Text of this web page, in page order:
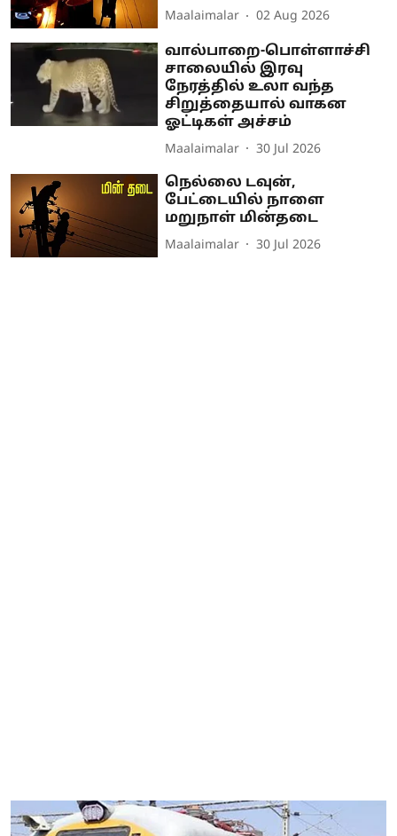
Maalaimalar 02 Aug 2026
வால்பாறை-பொள்ளாச்சி
சாலையில் இரவு
நேரத்தில் உலா வந்த
சிறுத்தையால் வாகன
ஓட்டிகள் அச்சம்
Maalaimalar 30 Jul 2026
நெல்லை டவுன்,
பேட்டையில் நாளை
மறுநாள் மின்தடை
Maalaimalar 30 Jul 2026